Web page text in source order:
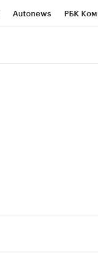
Autonews РБК